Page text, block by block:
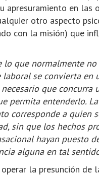
apresuramiento en las
otro aspecto
con la misión) que
lo que normalmente
laboral se convierta en
que concurra
permita entenderlo.
corresponde a quien
sin que los hechos
hayan puesto
alguna en tal
la presunción de